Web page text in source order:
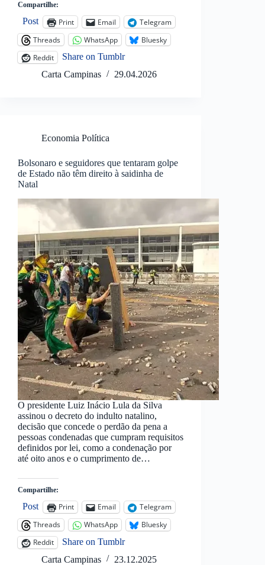
Compartilhe:
Post Print Email
Telegram
Threads
WhatsApp
Bluesky
Reddit
Share on Tumblr
Carta Campinas
29.04.2026
Economia Política
Bolsonaro e seguidores que tentaram golpe
de Estado não têm direito à saidinha de
Natal
O presidente Luiz Inácio Lula da Silva
assinou o decreto do indulto natalino,
decisão que concede o perdão da pena a
pessoas condenadas que cumpram requisitos
definidos por lei, como a condenação por
até oito anos e o cumprimento de…
Compartilhe:
Post Print Email
Telegram
Threads
WhatsApp
Bluesky
Reddit
Share on Tumblr
Carta Campinas
23.12.2025